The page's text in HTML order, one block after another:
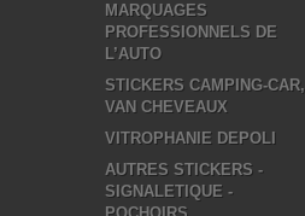
MARQUAGES
PROFESSIONNELS DE
L’AUTO
STICKERS CAMPING-CAR,
VAN CHEVEAUX
VITROPHANIE DEPOLI
AUTRES STICKERS -
SIGNALETIQUE -